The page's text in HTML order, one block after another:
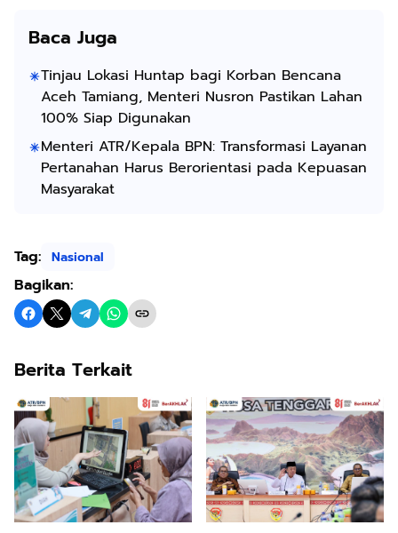
Baca Juga
Tinjau Lokasi Huntap bagi Korban Bencana
Aceh Tamiang, Menteri Nusron Pastikan Lahan
100% Siap Digunakan
Menteri ATR/Kepala BPN: Transformasi Layanan
Pertanahan Harus Berorientasi pada Kepuasan
Masyarakat
Tag: Nasional
Bagikan:
Berita Terkait